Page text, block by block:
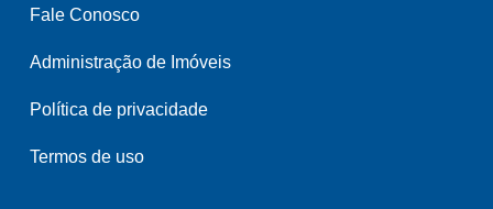
Fale Conosco
Administração de Imóveis
Política de privacidade
Termos de uso